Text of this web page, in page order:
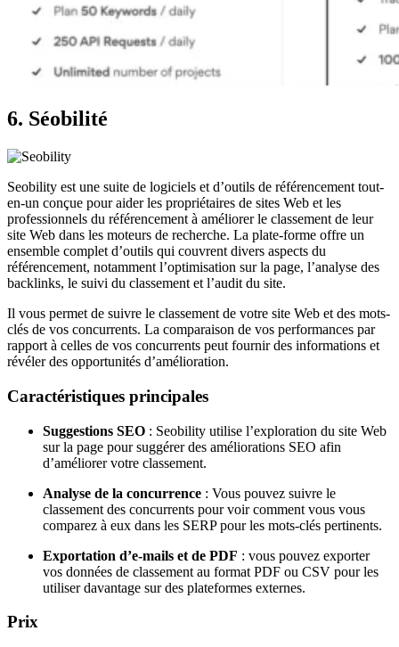
6. Séobilité
Seobility est une suite de logiciels et d’outils de référencement tout-
en-un conçue pour aider les propriétaires de sites Web et les
professionnels du référencement à améliorer le classement de leur
site Web dans les moteurs de recherche. La plate-forme offre un
ensemble complet d’outils qui couvrent divers aspects du
référencement, notamment l’optimisation sur la page, l’analyse des
backlinks, le suivi du classement et l’audit du site.
Il vous permet de suivre le classement de votre site Web et des mots-
clés de vos concurrents. La comparaison de vos performances par
rapport à celles de vos concurrents peut fournir des informations et
révéler des opportunités d’amélioration.
Caractéristiques principales
Suggestions SEO : Seobility utilise l’exploration du site Web
sur la page pour suggérer des améliorations SEO afin
d’améliorer votre classement.
Analyse de la concurrence : Vous pouvez suivre le
classement des concurrents pour voir comment vous vous
comparez à eux dans les SERP pour les mots-clés pertinents.
Exportation d’e-mails et de PDF : vous pouvez exporter
vos données de classement au format PDF ou CSV pour les
utiliser davantage sur des plateformes externes.
Prix